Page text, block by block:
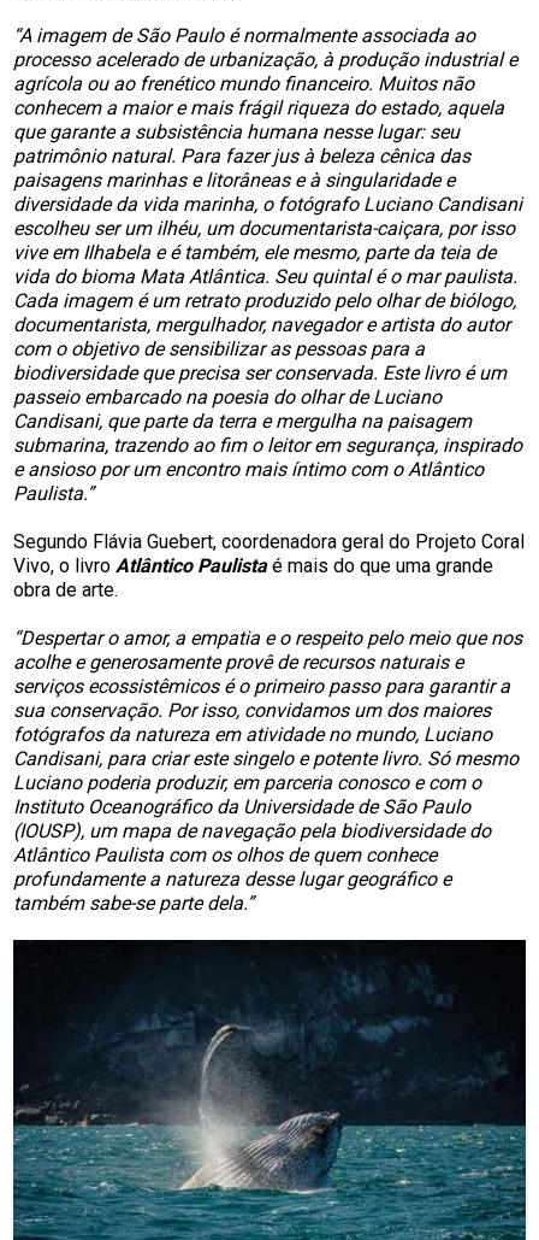
“A imagem de São Paulo é normalmente associada ao
processo acelerado de urbanização, à produção industrial e
agrícola ou ao frenético mundo financeiro. Muitos não
conhecem a maior e mais frágil riqueza do estado, aquela
que garante a subsistência humana nesse lugar: seu
patrimônio natural. Para fazer jus à beleza cênica das
paisagens marinhas e litorâneas e à singularidade e
diversidade da vida marinha, o fotógrafo Luciano Candisani
escolheu ser um ilhéu, um documentarista-caiçara, por isso
vive em Ilhabela e é também, ele mesmo, parte da teia de
vida do bioma Mata Atlântica. Seu quintal é o mar paulista.
Cada imagem é um retrato produzido pelo olhar de biólogo,
documentarista, mergulhador, navegador e artista do autor
com o objetivo de sensibilizar as pessoas para a
biodiversidade que precisa ser conservada. Este livro é um
passeio embarcado na poesia do olhar de Luciano
Candisani, que parte da terra e mergulha na paisagem
submarina, trazendo ao fim o leitor em segurança, inspirado
e ansioso por um encontro mais íntimo com o Atlântico
Paulista.”
Segundo Flávia Guebert, coordenadora geral do Projeto Coral
Vivo, o livroAtlântico Paulistaé mais do que uma grande
obra de arte.
“Despertar o amor, a empatia e o respeito pelo meio que nos
acolhe e generosamente provê de recursos naturais e
serviços ecossistêmicos é o primeiro passo para garantir a
sua conservação. Por isso, convidamos um dos maiores
fotógrafos da natureza em atividade no mundo, Luciano
Candisani, para criar este singelo e potente livro. Só mesmo
Luciano poderia produzir, em parceria conosco e com o
Instituto Oceanográfico da Universidade de São Paulo
(IOUSP), um mapa de navegação pela biodiversidade do
Atlântico Paulista com os olhos de quem conhece
profundamente a natureza desse lugar geográfico e
também sabe-se parte dela.”